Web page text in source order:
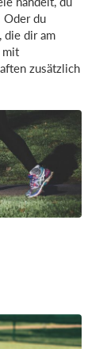
Oder du
die dir am
mit
zusätzlich